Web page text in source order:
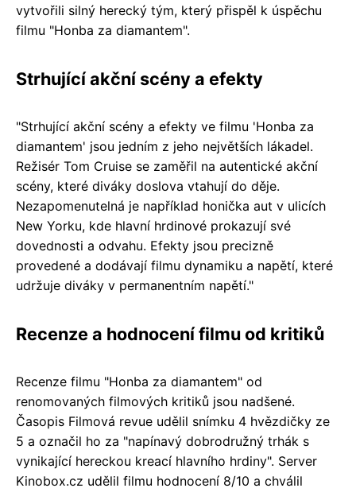
vytvořili silný herecký tým, který přispěl k úspěchu
filmu "Honba za diamantem".
Strhující akční scény a efekty
"Strhující akční scény a efekty ve filmu 'Honba za
diamantem' jsou jedním z jeho největších lákadel.
Režisér Tom Cruise se zaměřil na autentické akční
scény, které diváky doslova vtahují do děje.
Nezapomenutelná je například honička aut v ulicích
New Yorku, kde hlavní hrdinové prokazují své
dovednosti a odvahu. Efekty jsou precizně
provedené a dodávají filmu dynamiku a napětí, které
udržuje diváky v permanentním napětí."
Recenze a hodnocení filmu od kritiků
Recenze filmu "Honba za diamantem" od
renomovaných filmových kritiků jsou nadšené.
Časopis Filmová revue udělil snímku 4 hvězdičky ze
5 a označil ho za "napínavý dobrodružný trhák s
vynikající hereckou kreací hlavního hrdiny". Server
Kinobox.cz udělil filmu hodnocení 8/10 a chválil